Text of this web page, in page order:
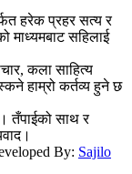
हरेक प्रहर सत्य र
माध्यमबाट सहिलाई
कला साहित्य
हाम्रो कर्तव्य हुने छ
तँपाईको साथ र
By: Sajilo